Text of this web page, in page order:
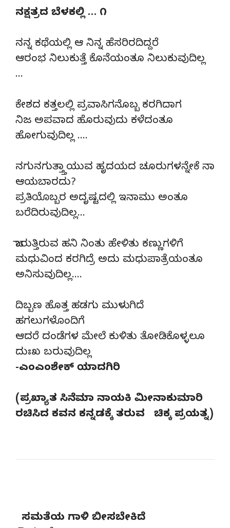
ನಕ್ಷತ್ರದ ಬೆಳಕಲ್ಲಿ … ೧
ನನ್ನ ಕಥೆಯಲ್ಲಿ ಆ ನಿನ್ನ ಹೆಸರಿರದಿದ್ದರೆ
ಆರಂಭ ನಿಲುಕುತ್ತೆ ಕೊನೆಯಂತೂ ನಿಲುಕುವುದಿಲ್ಲ
…
ಕೇಶದ ಕತ್ತಲಲ್ಲಿ ಪ್ರವಾಸಿಗನೊಬ್ಬ ಕರಗಿದಾಗ
ನಿಜ ಅಪವಾದ ಹೊರುವುದು ಕಳೆದಂತೂ
ಹೋಗುವುದಿಲ್ಲ ….
ನಗುನಗುತ್ತ್ತಾಯುವ ಹೃದಯದ ಚೂರುಗಳನ್ನೇಕೆ ನಾ
ಆಯಬಾರದು?
ಪ್ರತಿಯೊಬ್ಬರ ಅದೃಷ್ಟದಲ್ಲಿ ಇನಾಮು ಅಂತೂ
ಬರೆದಿರುವುದಿಲ್ಲ…
ಜಾರುತ್ತಿರುವ ಹನಿ ನಿಂತು ಹೇಳಿತು ಕಣ್ಣುಗಳಿಗೆ
ಮಧುವಿಂದ ಕರಗಿದ್ರೆ ಅದು ಮಧುಪಾತ್ರೆಯಂತೂ
ಅನಿಸುವುದಿಲ್ಲ….
ದಿಬ್ಬಣ ಹೊತ್ತ ಹಡಗು ಮುಳುಗಿದೆ
ಹಗಲುಗಳೊಂದಿಗೆ
ಆದರೆ ದಂಡೆಗಳ ಮೇಲೆ ಕುಳಿತು ತೋಡಿಕೊಳ್ಳಲೂ
ದುಃಖ ಬರುವುದಿಲ್ಲ
-ಎಂಎಂಶೇಕ್ ಯಾದಗಿರಿ
(ಪ್ರಖ್ಯಾತ ಸಿನೆಮಾ ನಾಯಕಿ ಮೀನಾಕುಮಾರಿ
ರಚಿಸಿದ ಕವನ ಕನ್ನಡಕ್ಕೆ ತರುವ ಚಿಕ್ಕ ಪ್ರಯತ್ನ)
ಸಮತೆಯ ಗಾಳಿ ಬೀಸಬೇಕಿದೆ